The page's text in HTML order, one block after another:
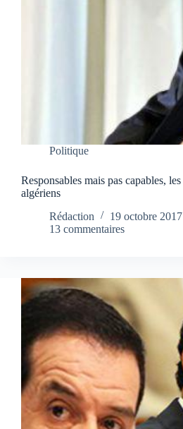
Politique
Responsables mais pas capables,
algériens
Rédaction
19 octobre 2017
13 commentaires